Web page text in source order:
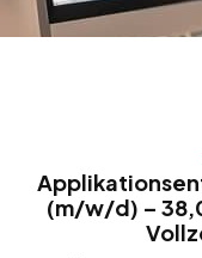
(m/w/d) –